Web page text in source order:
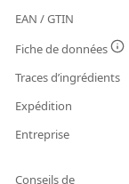
EAN / GTIN
Fiche de données
Traces d’ingrédients
Expédition
Entreprise
Conseils de